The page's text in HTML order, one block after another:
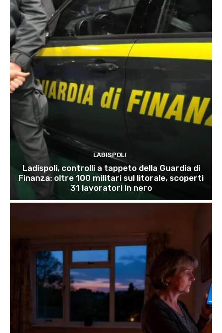
LADISPOLI
Ladispoli, controlli a tappeto della Guardia di
Finanza: oltre 100 militari sul litorale, scoperti
31 lavoratori in nero